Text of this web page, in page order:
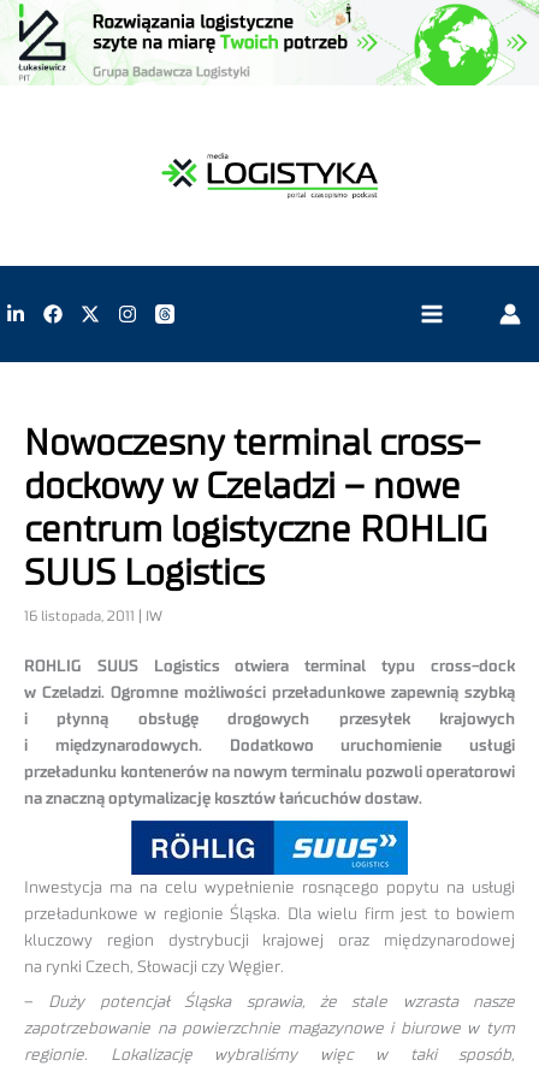
Nowoczesny terminal cross-
dockowy w Czeladzi – nowe
centrum logistyczne ROHLIG
SUUS Logistics
16 listopada, 2011 | IW
ROHLIG SUUS Logistics otwiera terminal typu cross-dock
w Czeladzi. Ogromne możliwości przeładunkowe zapewnią szybką
i płynną obsługę drogowych przesyłek krajowych
i międzynarodowych. Dodatkowo uruchomienie usługi
przeładunku kontenerów na nowym terminalu pozwoli operatorowi
na znaczną optymalizację kosztów łańcuchów dostaw.
Inwestycja ma na celu wypełnienie rosnącego popytu na usługi
przeładunkowe w regionie Śląska. Dla wielu firm jest to bowiem
kluczowy region dystrybucji krajowej oraz międzynarodowej
na rynki Czech, Słowacji czy Węgier.
– Duży potencjał Śląska sprawia, że stale wzrasta nasze
zapotrzebowanie na powierzchnie magazynowe i biurowe w tym
regionie. Lokalizację wybraliśmy więc w taki sposób,